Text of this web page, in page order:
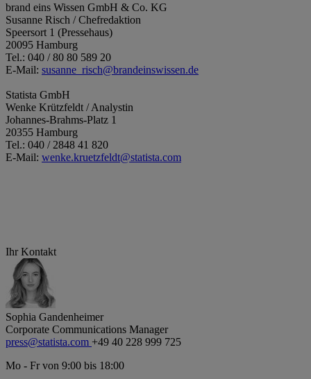
brand eins Wissen GmbH & Co. KG
Susanne Risch / Chefredaktion
Speersort 1 (Pressehaus)
20095 Hamburg
Tel.: 040 / 80 80 589 20
E-Mail: susanne_risch@brandeinswissen.de
Statista GmbH
Wenke Krützfeldt / Analystin
Johannes-Brahms-Platz 1
20355 Hamburg
Tel.: 040 / 2848 41 820
E-Mail: wenke.kruetzfeldt@statista.com
Ihr Kontakt
Sophia Gandenheimer
Corporate Communications Manager
press@statista.com +49 40 228 999 725
Mo - Fr von 9:00 bis 18:00